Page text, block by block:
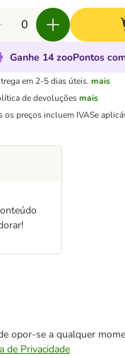
Ganhe 14 zooPontos
em 2-5 dias úteis. mais
de devoluções mais
os preços incluem IVASe
opor-se a qualquer
de Privacidade